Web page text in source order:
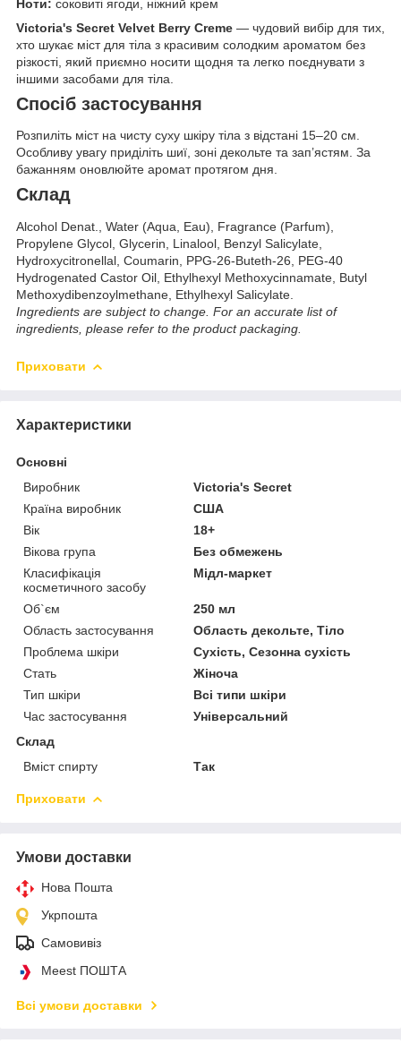
Ноти: соковиті ягоди, ніжний крем
Victoria's Secret Velvet Berry Creme — чудовий вибір для тих,
хто шукає міст для тіла з красивим солодким ароматом без
різкості, який приємно носити щодня та легко поєднувати з
іншими засобами для тіла.
Спосіб застосування
Розпиліть міст на чисту суху шкіру тіла з відстані 15–20 см.
Особливу увагу приділіть шиї, зоні декольте та зап’ястям. За
бажанням оновлюйте аромат протягом дня.
Склад
Alcohol Denat., Water (Aqua, Eau), Fragrance (Parfum),
Propylene Glycol, Glycerin, Linalool, Benzyl Salicylate,
Hydroxycitronellal, Coumarin, PPG-26-Buteth-26, PEG-40
Hydrogenated Castor Oil, Ethylhexyl Methoxycinnamate, Butyl
Methoxydibenzoylmethane, Ethylhexyl Salicylate.
Ingredients are subject to change. For an accurate list of
ingredients, please refer to the product packaging.
Приховати
Характеристики
Основні
Виробник
Victoria's Secret
Країна виробник
США
Вік
18+
Вікова група
Без обмежень
Класифікація
косметичного засобу
Мідл-маркет
Об`єм
250 мл
Область застосування
Область декольте, Тіло
Проблема шкіри
Сухість, Сезонна сухість
Стать
Жіноча
Тип шкіри
Всі типи шкіри
Час застосування
Універсальний
Склад
Вміст спирту
Так
Приховати
Умови доставки
Нова Пошта
Укрпошта
Самовивіз
Meest ПОШТА
Всі умови доставки